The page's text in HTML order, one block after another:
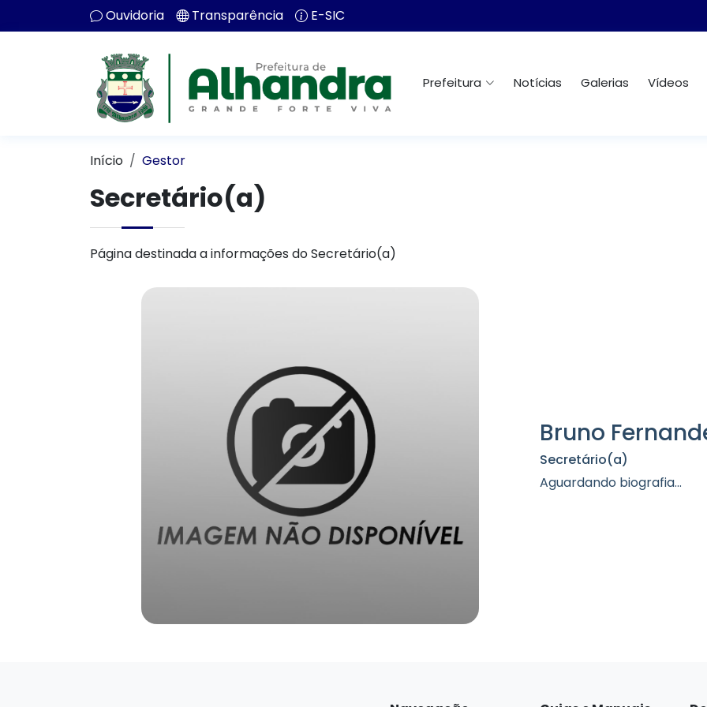
Ouvidoria Transparência E-SIC
Prefeitura Notícias Galerias Vídeos
Início Gestor
Secretário(a)
Página destinada a informações do Secretário(a)
Bruno
Secretário(a)
Aguardando biografia...